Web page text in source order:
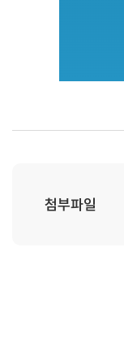
첨부파일